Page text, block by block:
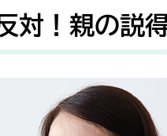
対！親の説